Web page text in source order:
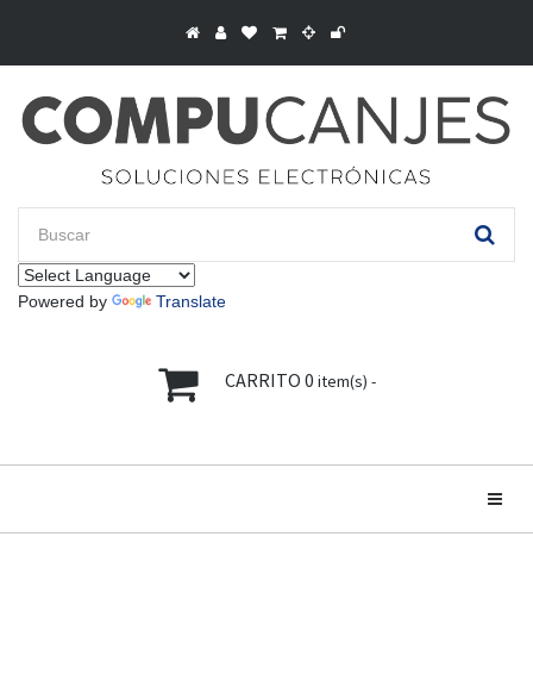
Powered by Translate
CARRITO 0 item(s) -